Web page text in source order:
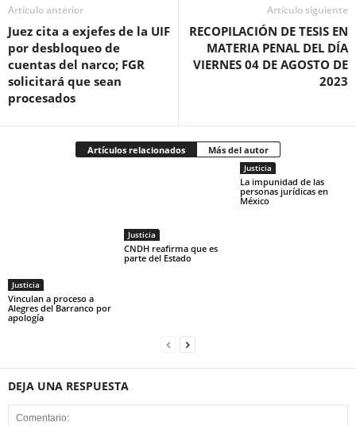
Artículo anterior
Juez cita a exjefes de la UIF
por desbloqueo de
cuentas del narco; FGR
solicitará que sean
procesados
Artículo siguiente
RECOPILACIÓN DE TESIS EN
MATERIA PENAL DEL DÍA
VIERNES 04 DE AGOSTO DE
2023
Artículos relacionados Más del autor
Justicia
Vinculan a proceso a
Alegres del Barranco por
apología
Justicia
CNDH reafirma que es
parte del Estado
Justicia
La impunidad de las
personas jurídicas en
México
DEJA UNA RESPUESTA